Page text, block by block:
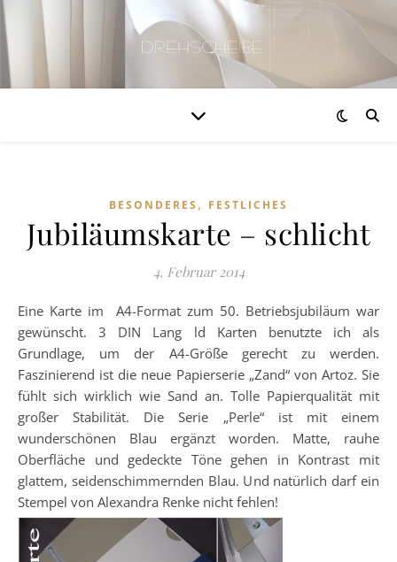
BESONDERES , FESTLICHES
Jubiläumskarte – schlicht
4. Februar 2014
Eine Karte im A4-Format zum 50. Betriebsjubiläum war
gewünscht. 3 DIN Lang ld Karten benutzte ich als
Grundlage, um der A4-Größe gerecht zu werden.
Faszinierend ist die neue Papierserie „Zand“ von Artoz. Sie
fühlt sich wirklich wie Sand an. Tolle Papierqualität mit
großer Stabilität. Die Serie „Perle“ ist mit einem
wunderschönen Blau ergänzt worden. Matte, rauhe
Oberfläche und gedeckte Töne gehen in Kontrast mit
glattem, seidenschimmernden Blau. Und natürlich darf ein
Stempel von Alexandra Renke nicht fehlen!